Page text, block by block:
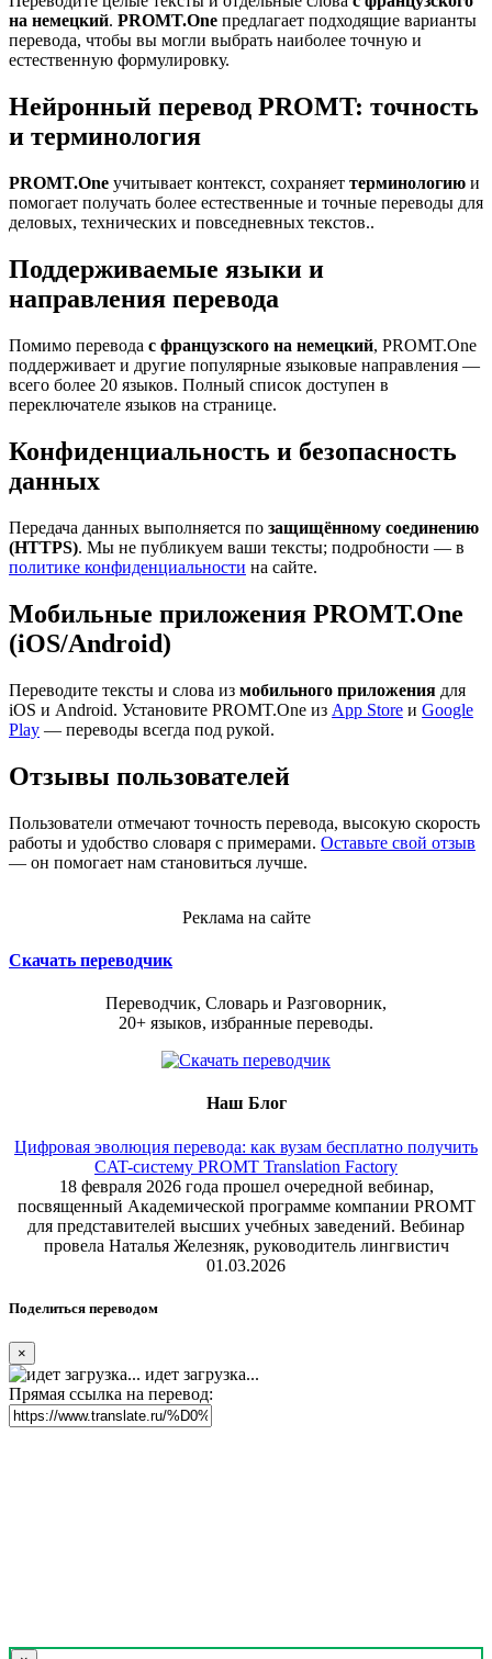
на немецкий. PROMT.One предлагает подходящие варианты
перевода, чтобы вы могли выбрать наиболее точную и
естественную формулировку.
Нейронный перевод PROMT: точность
и терминология
PROMT.One учитывает контекст, сохраняет терминологию и
помогает получать более естественные и точные переводы для
деловых, технических и повседневных текстов..
Поддерживаемые языки и
направления перевода
Помимо перевода с французского на немецкий, PROMT.One
поддерживает и другие популярные языковые направления —
всего более 20 языков. Полный список доступен в
переключателе языков на странице.
Конфиденциальность и безопасность
данных
Передача данных выполняется по защищённому соединению
(HTTPS). Мы не публикуем ваши тексты; подробности — в
политике конфиденциальности на сайте.
Мобильные приложения PROMT.One
(iOS/Android)
Переводите тексты и слова из мобильного приложения для
iOS и Android. Установите PROMT.One из App Store и Google
Play — переводы всегда под рукой.
Отзывы пользователей
Пользователи отмечают точность перевода, высокую скорость
работы и удобство словаря с примерами. Оставьте свой отзыв
— он помогает нам становиться лучше.